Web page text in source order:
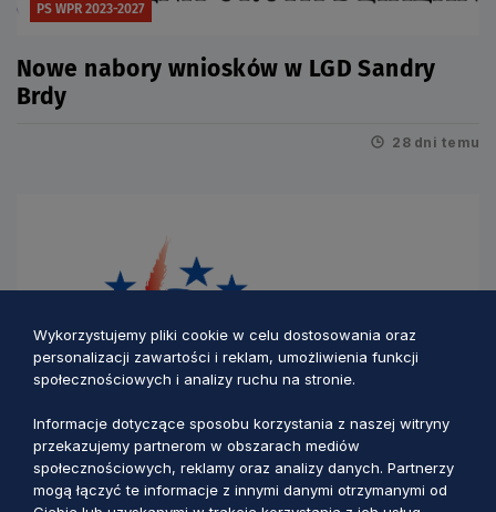
PS WPR 2023-2027
Nowe nabory wniosków w LGD Sandry
Brdy
28 dni temu
PS WPR 2023-2027
Wykorzystujemy pliki cookie w celu dostosowania oraz
personalizacji zawartości i reklam, umożliwienia funkcji
społecznościowych i analizy ruchu na stronie.
Informacje dotyczące sposobu korzystania z naszej witryny
przekazujemy partnerom w obszarach mediów
społecznościowych, reklamy oraz analizy danych. Partnerzy
mogą łączyć te informacje z innymi danymi otrzymanymi od